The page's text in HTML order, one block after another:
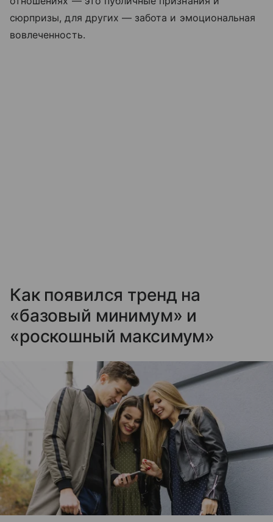
сюрпризы, для других — забота и эмоциональная
вовлеченность.
Как появился тренд на
«базовый минимум» и
«роскошный максимум»